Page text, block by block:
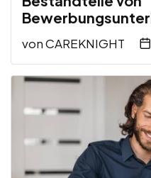
vonCAREKNIGHT